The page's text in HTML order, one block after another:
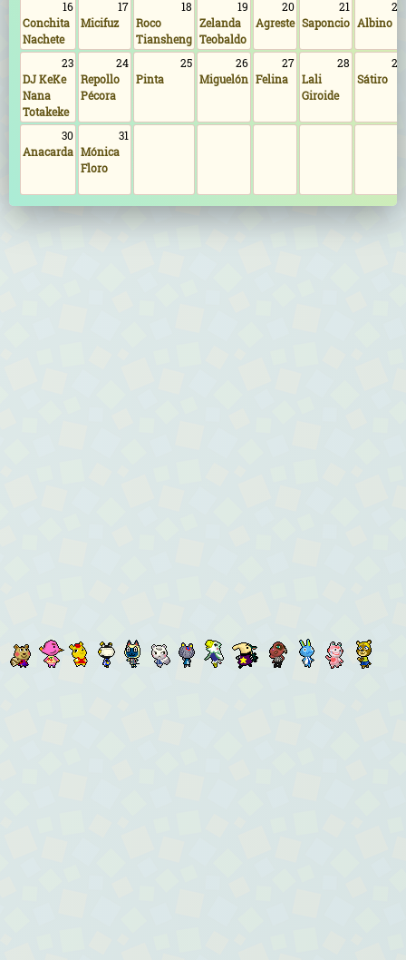
16
Conchita
Nachete
17
Micifuz
18
Roco
Tiansheng
19
Zelanda
Teobaldo
20
Agreste
21
Saponcio
22
Albino
23
DJ KeKe
Nana
Totakeke
24
Repollo
Pécora
25
Pinta
26
Miguelón
27
Felina
28
Lali
Giroide
29
Sátiro
30
Anacarda
31
Mónica
Floro